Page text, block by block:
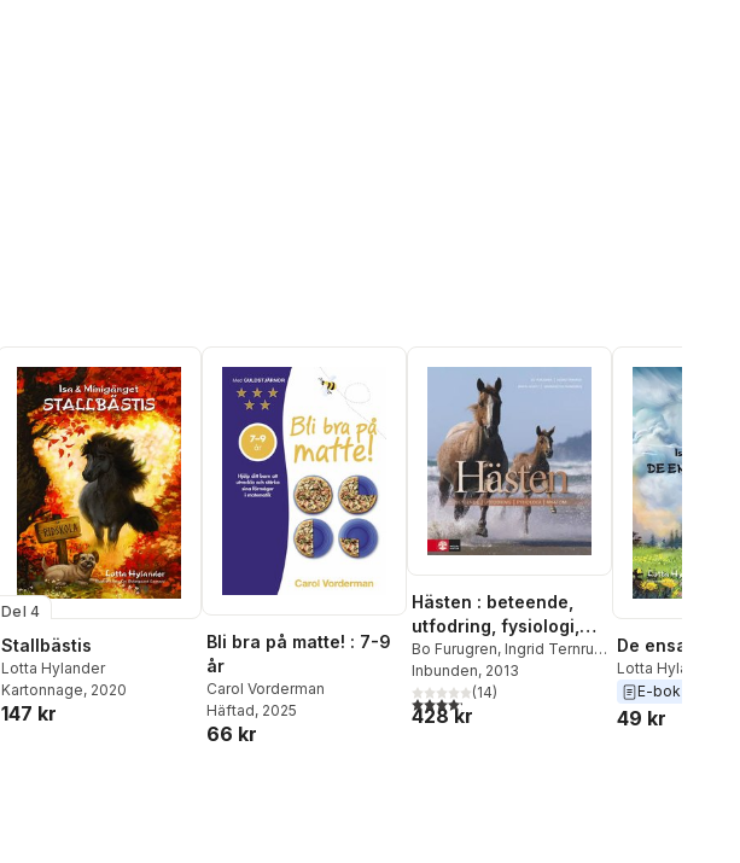
Del 4
Stallbästis
Lotta Hylander
Kartonnage, 2020
147 kr
Bli bra på matte! : 7-9
år
Carol Vorderman
Häftad, 2025
66 kr
Hästen : beteende,
utfodring, fysiologi,
anatomi
Bo Furugren, Ingrid Ternrud ,
Märta North,Margaretha
Rundgren
Inbunden, 2013
4,2utav 5 stjärnor. Totalt antal röster:
(14)
428 kr
De ensamma
Lotta Hylander
E-bok
49 kr